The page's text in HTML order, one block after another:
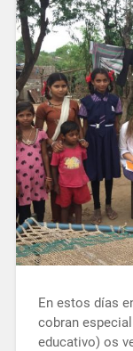
En estos días
cobran
educativo) os